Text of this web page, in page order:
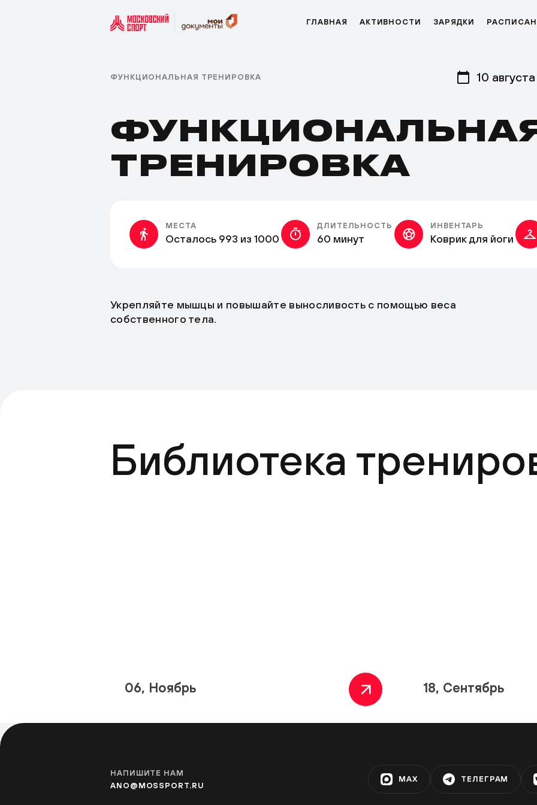
ГЛАВНАЯ АКТИВНОСТИ ЗАРЯДКИ
ФУНКЦИОНАЛЬНАЯ ТРЕНИРОВКА 10 августа
ТРЕНИРОВКА
МЕСТА
Осталось 993 из 1000
ДЛИТЕЛЬНОСТЬ
60 минут
ИНВЕНТАРЬ
Коврик для йоги
Укрепляйте мышцы и повышайте выносливость с помощью веса
собственного тела.
Библиотека
06, Ноябрь 18, Сентябрь
НАПИШИТЕ НАМ
ANO@MOSSPORT.RU
MAX ТЕЛЕГРАМ